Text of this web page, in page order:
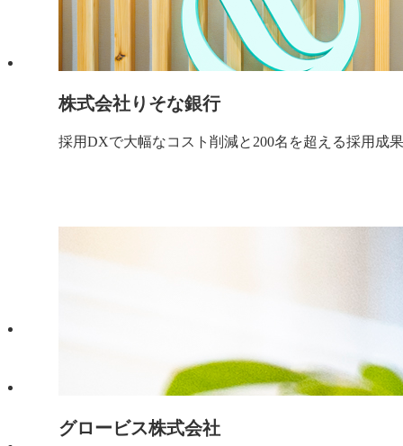
株式会社りそな銀行
採用DXで大幅なコスト削減と200名を超える採用成
グロービス株式会社